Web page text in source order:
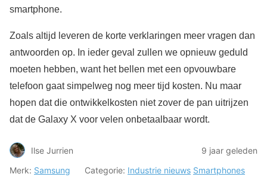
smartphone.
Zoals altijd leveren de korte verklaringen meer vragen dan
antwoorden op. In ieder geval zullen we opnieuw geduld
moeten hebben, want het bellen met een opvouwbare
telefoon gaat simpelweg nog meer tijd kosten. Nu maar
hopen dat die ontwikkelkosten niet zover de pan uitrijzen
dat de Galaxy X voor velen onbetaalbaar wordt.
Ilse Jurrien
9 jaar geleden
Merk: Samsung Categorie: Industrie nieuws Smartphones